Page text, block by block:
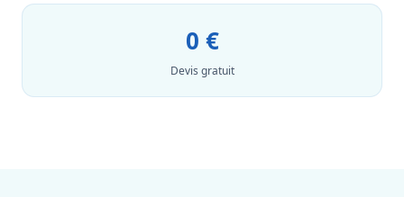
0 €
Devis gratuit